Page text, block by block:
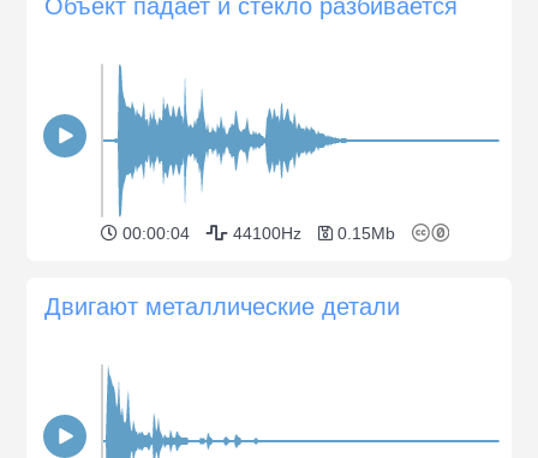
Объект падает и стекло разбивается
00:00:04 44100Hz 0.15Mb
Двигают металлические детали